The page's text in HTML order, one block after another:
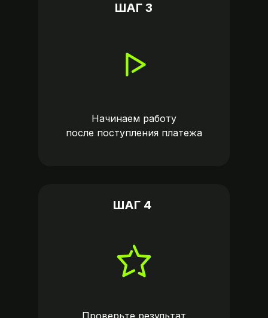
Начинаем работу
после поступления платежа
Проверьте результат
ШАГ 3
ШАГ 4